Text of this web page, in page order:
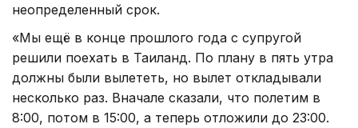
неопределенный срок.
«Мы ещё в конце прошлого года с супругой
решили поехать в Таиланд. По плану в пять утра
должны были вылететь, но вылет откладывали
несколько раз. Вначале сказали, что полетим в
8:00, потом в 15:00, а теперь отложили до 23:00.